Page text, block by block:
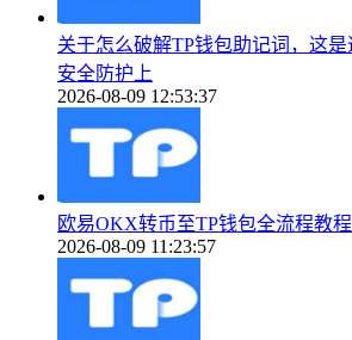
关于怎么破解TP钱包助记词，这
安全防护上
2026-08-09 12:53:37
欧易OKX转币至TP钱包全流程教
2026-08-09 11:23:57